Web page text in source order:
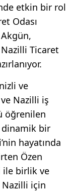
etkin bir rol
Odası
Ticaret
ve
Nazilli iş
öğrenilen
dinamik bir
hayatında
Özen
ile birlik ve
için